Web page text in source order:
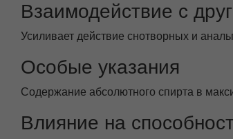
Взаимодействие с
Усиливает действие снотворных и
Особые указания
Содержание абсолютного спирта в
Влияние на